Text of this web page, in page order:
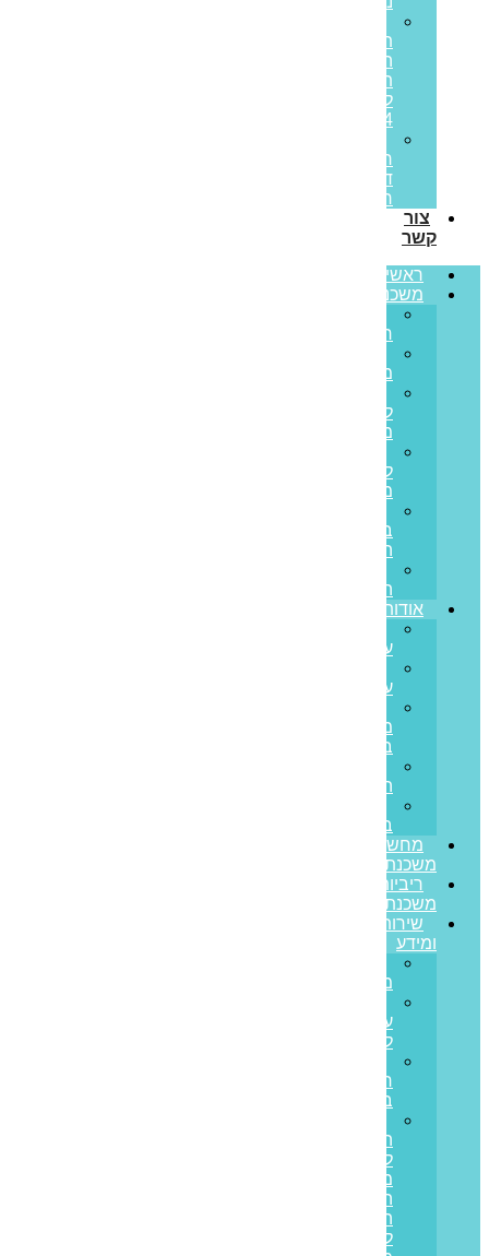
תשומות
הבנייה
תחזית
לשנת
2024
רכישה
דירה
ראשונה
צור
קשר
ראשי
משכנתאות
חדשה
משכנתא
לכל
מטרה
לנכס
מסחרי
בערבות
המדינה
הפוכה
אודותינו
עלינו
עלינו
משכנתאות
בתקשורת
הצלחה
בפריים
מחשבון
משכנתא
ריביות
משכנתא
שירותים
ומידע
משכנתא
עצמי
למשכנתא
חוץ
בנקאית
הלוואות
לבעלי
משכנתאות:
המדריך
המלא
ליציאה